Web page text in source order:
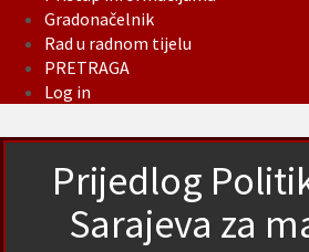
Gradonačelnik
Rad u radnom tijelu
PRETRAGA
Log in
Prijedlog
Sarajeva za